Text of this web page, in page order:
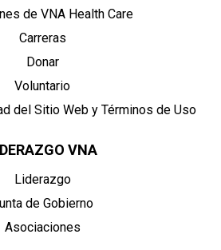
de VNA Health Care
Carreras
Donar
Voluntario
del Sitio Web y Términos de Uso
VNA
Liderazgo
de Gobierno
Asociaciones